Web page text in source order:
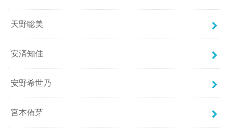
天野聡美
安済知佳
安野希世乃
宮本侑芽